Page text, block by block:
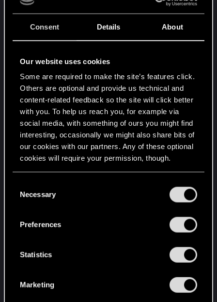
Consent Details About
Our website uses cookies
Some are required to make the site’s features click.
Others are optional and provide us technical and
content-related feedback so the site will click better
with you. To help us reach you, for example via
social media, with something of ours you might find
interesting, occasionally we might also share bits of
our cookies with our partners. Any of these optional
cookies will require your permission, though.
and tweak your preferences regarding them in the
Necessary
Preferences
Statistics
Marketing
которых не было в вашей стартовой колоде.
3. Смена власти: с 31 октября по 07 ноября
в вашей стартовой колоде равной значению
его стоимости найма.
4. Наша битва будет легендарной!:с 07
ноября по 14 ноября
Колода каждого игрока заменяется колодой,
составленной из всех легендарных карт
соответствующей фракции.
с 14 ноября
по 21 ноября
Каждый раз, когда играете не шпионский
сторону поля случайный вражеский отряд с
такой же силой.
Этот сезон продлится до 15 ноября, 02:00 по